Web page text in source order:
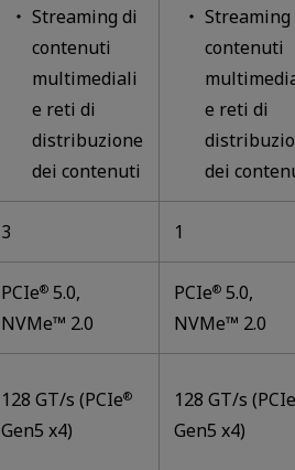
Streaming di
contenuti
multimediali
e reti di
distribuzione
dei contenuti
Streaming
contenuti
e reti di
dei
3 1
PCIe® 5.0,
NVMe™ 2.0
PCIe® 5.0,
NVMe™ 2.0
128 GT/s (PCIe®
Gen5 x4)
128 GT/s
Gen5 x4)